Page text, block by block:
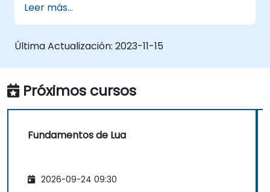
Leer más...
Última Actualización: 2023-11-15
Próximos cursos
Fundamentos de Lua
2026-09-24 09:30